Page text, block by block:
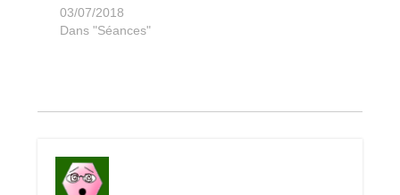
03/07/2018
Dans "Séances"